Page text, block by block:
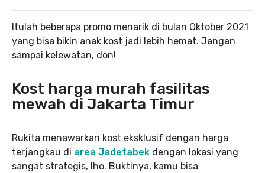
Itulah beberapa promo menarik di bulan Oktober 2021
yang bisa bikin anak kost jadi lebih hemat. Jangan
sampai kelewatan, don!
Kost harga murah fasilitas
mewah di Jakarta Timur
Rukita menawarkan kost eksklusif dengan harga
terjangkau di area Jadetabek dengan lokasi yang
sangat strategis, lho. Buktinya, kamu bisa